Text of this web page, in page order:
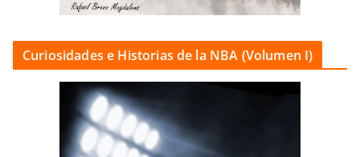
Curiosidades e Historias de la NBA (Volumen I)